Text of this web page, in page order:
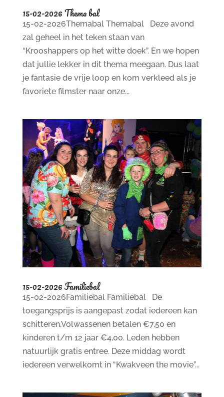
15-02-2026 Thema bal
15-02-2026Themabal Themabal Deze avond
zal geheel in het teken staan van
“Krooshappers op het witte doek”. En we hopen
dat jullie lekker in dit thema meegaan. Dus laat
je fantasie de vrije loop en kom verkleed als je
favoriete filmster naar onze...
15-02-2026 Familiebal
15-02-2026Familiebal Familiebal De
toegangsprijs is aangepast zodat iedereen kan
schitteren,Volwassenen betalen €7,50 en
kinderen t/m 12 jaar €4,00. Leden hebben
natuurlijk gratis entree. Deze middag wordt
iedereen verwelkomt in “Kwakveen the movie”...